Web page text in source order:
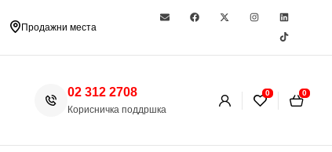
Продажни места
02 312 2708
Корисничка поддршка
0 0